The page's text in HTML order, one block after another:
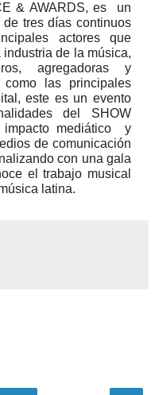
& AWARDS, es un
tres días continuos
actores que
de la música,
agregadoras y
las principales
este es un evento
del SHOW
impacto mediático y
de comunicación
con una gala
el trabajo musical
latina.